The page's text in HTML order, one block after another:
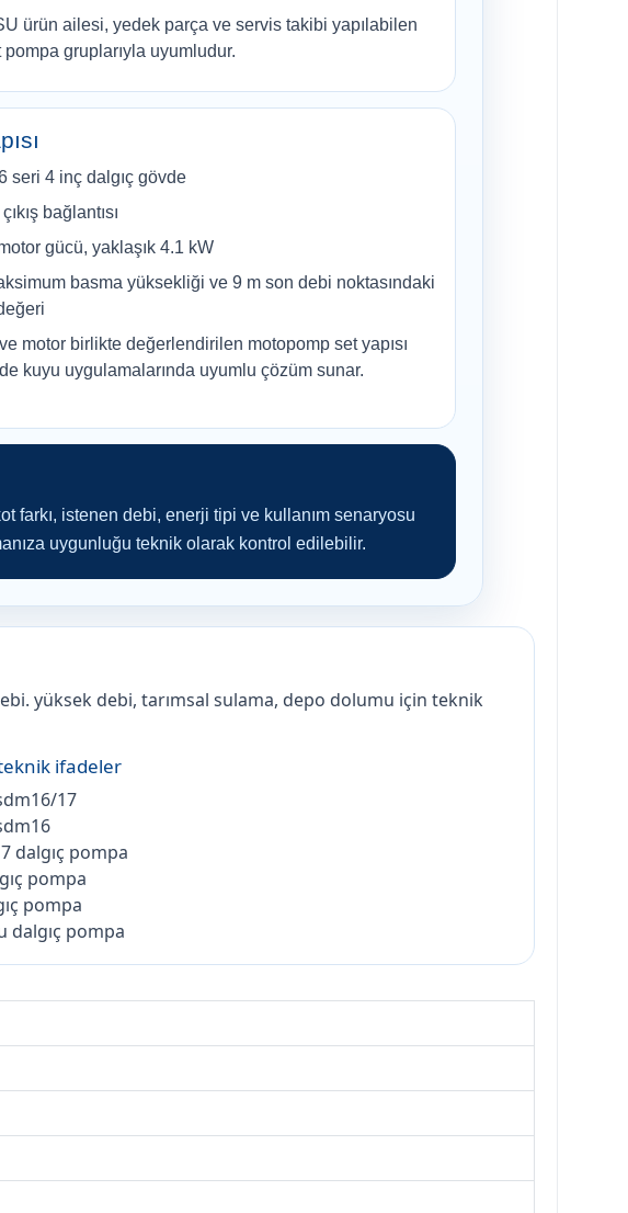
ürün ailesi, yedek parça ve servis takibi yapılabilen
pompa gruplarıyla uyumludur.
seri 4 inç dalgıç gövde
bağlantısı
gücü, yaklaşık 4.1 kW
basma yüksekliği ve 9 m son debi noktasındaki
motor birlikte değerlendirilen motopomp set yapısı
kuyu uygulamalarında uyumlu çözüm sunar.
farkı, istenen debi, enerji tipi ve kullanım senaryosu
uygunluğu teknik olarak kontrol edilebilir.
yüksek debi, tarımsal sulama, depo dolumu için teknik
ifadeler
17
dalgıç pompa
pompa
pompa
dalgıç pompa